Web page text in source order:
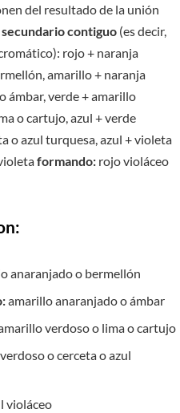
del resultado de la unión
contiguo (es decir,
rojo + naranja
amarillo + naranja
ámbar, verde + amarillo
o cartujo, azul + verde
o azul turquesa, azul + violeta
formando: rojo violáceo
anaranjado o bermellón
amarillo anaranjado o ámbar
verdoso o lima o cartujo
o cerceta o azul
violáceo